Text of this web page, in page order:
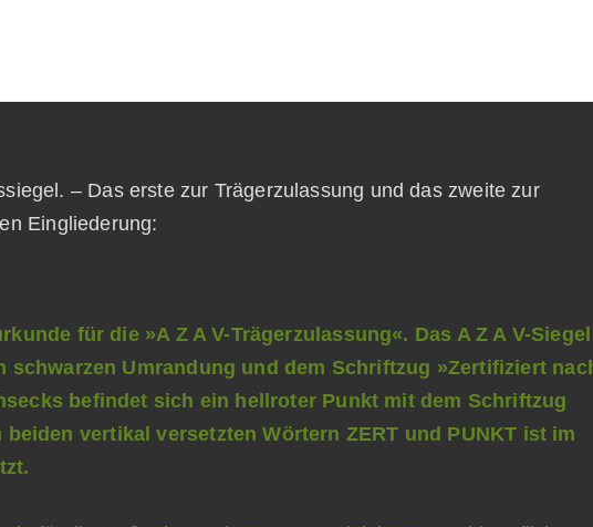
– Das erste zur Trägerzulassung und das zweite zur
Eingliederung: